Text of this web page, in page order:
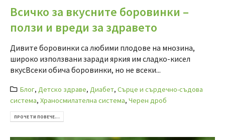
Всичко за вкусните боровинки –
ползи и вреди за здравето
Дивите боровинки са любими плодове на мнозина,
широко използвани заради яркия им сладко-кисел
вкусВсеки обича боровинки, но не всеки...
Блог,Детско здраве,Диабет,Сърце и сърдечно-съдова
система, Храносмилателна система, Черен дроб
ПРОЧЕТИ ПОВЕЧЕ...